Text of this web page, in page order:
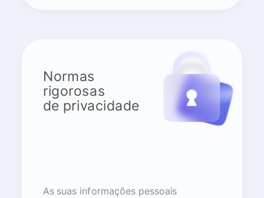
Normas
rigorosas
de privacidade
As suas informações pessoais